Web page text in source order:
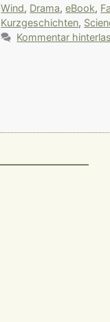
Wind, Drama,eBook,
Kurzgeschichten,
Kommentar